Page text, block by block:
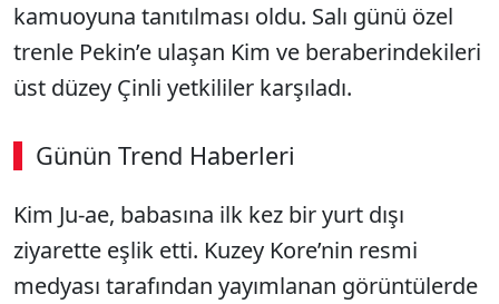
kamuoyuna tanıtılması oldu. Salı günü özel
trenle Pekin’e ulaşan Kim ve beraberindekileri
üst düzey Çinli yetkililer karşıladı.
Günün Trend Haberleri
Kim Ju-ae, babasına ilk kez bir yurt dışı
ziyarette eşlik etti. Kuzey Kore’nin resmi
medyası tarafından yayımlanan görüntülerde